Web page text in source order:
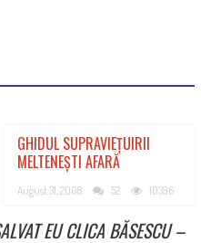
GHIDUL SUPRAVIEȚUIRII
MELTENEȘTI AFARĂ
August 31, 2008 52 10396
EU CLICA BĂSESCU –